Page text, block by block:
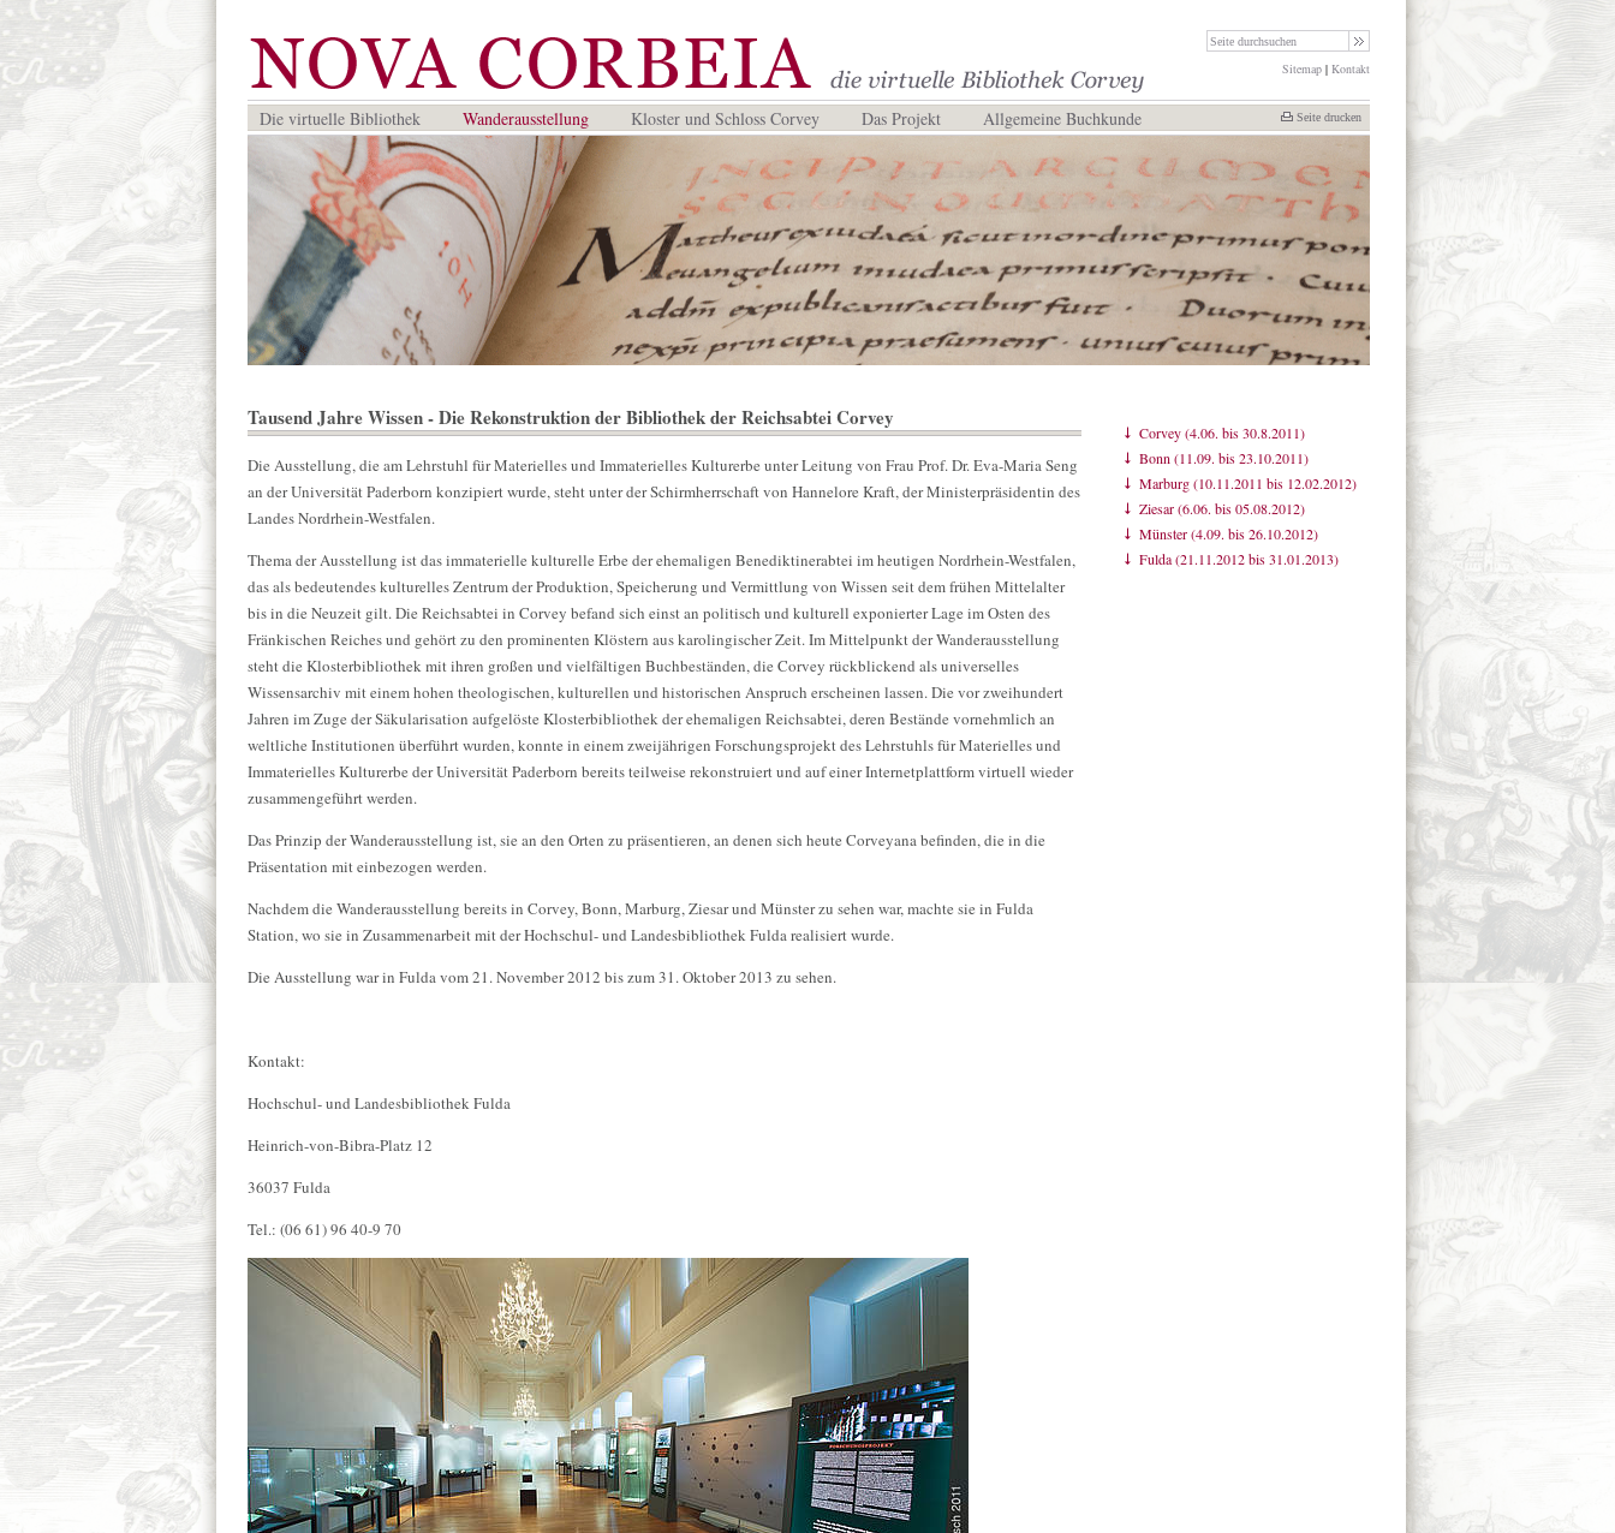
Sitemap | Kontakt
Die virtuelle Bibliothek Wanderausstellung Kloster und Schloss Corvey Das Projekt Allgemeine Buchkunde Seite drucken
Tausend Jahre Wissen - Die Rekonstruktion der Bibliothek der Reichsabtei Corvey
Die Ausstellung, die am Lehrstuhl für Materielles und Immaterielles Kulturerbe unter Leitung von Frau Prof. Dr. Eva-Maria Seng
an der Universität Paderborn konzipiert wurde, steht unter der Schirmherrschaft von Hannelore Kraft, der Ministerpräsidentin des
Landes Nordrhein-Westfalen.
Thema der Ausstellung ist das immaterielle kulturelle Erbe der ehemaligen Benediktinerabtei im heutigen Nordrhein-Westfalen,
das als bedeutendes kulturelles Zentrum der Produktion, Speicherung und Vermittlung von Wissen seit dem frühen Mittelalter
bis in die Neuzeit gilt. Die Reichsabtei in Corvey befand sich einst an politisch und kulturell exponierter Lage im Osten des
Fränkischen Reiches und gehört zu den prominenten Klöstern aus karolingischer Zeit. Im Mittelpunkt der Wanderausstellung
steht die Klosterbibliothek mit ihren großen und vielfältigen Buchbeständen, die Corvey rückblickend als universelles
Wissensarchiv mit einem hohen theologischen, kulturellen und historischen Anspruch erscheinen lassen. Die vor zweihundert
Jahren im Zuge der Säkularisation aufgelöste Klosterbibliothek der ehemaligen Reichsabtei, deren Bestände vornehmlich an
weltliche Institutionen überführt wurden, konnte in einem zweijährigen Forschungsprojekt des Lehrstuhls für Materielles und
Immaterielles Kulturerbe der Universität Paderborn bereits teilweise rekonstruiert und auf einer Internetplattform virtuell wieder
zusammengeführt werden.
Das Prinzip der Wanderausstellung ist, sie an den Orten zu präsentieren, an denen sich heute Corveyana befinden, die in die
Präsentation mit einbezogen werden.
Nachdem die Wanderausstellung bereits in Corvey, Bonn, Marburg, Ziesar und Münster zu sehen war, machte sie in Fulda
Station, wo sie in Zusammenarbeit mit der Hochschul- und Landesbibliothek Fulda realisiert wurde.
Die Ausstellung war in Fulda vom 21. November 2012 bis zum 31. Oktober 2013 zu sehen.
Kontakt:
Hochschul- und Landesbibliothek Fulda
Heinrich-von-Bibra-Platz 12
36037 Fulda
Tel.: (06 61) 96 40-9 70
Corvey (4.06. bis 30.8.2011)
Bonn (11.09. bis 23.10.2011)
Marburg (10.11.2011 bis 12.02.2012)
Ziesar (6.06. bis 05.08.2012)
Münster (4.09. bis 26.10.2012)
Fulda (21.11.2012 bis 31.01.2013)